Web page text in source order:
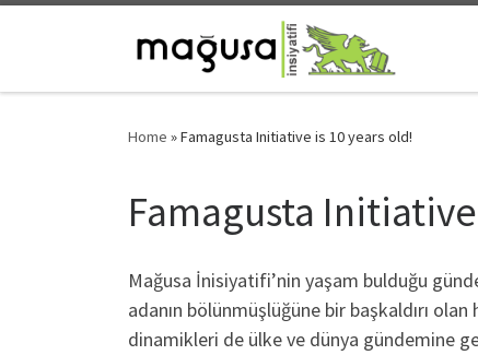
Home »Famagusta Initiative is 10 years old!
Famagusta
Mağusa İnisiyatifi’nin yaşam bulduğu
adanın bölünmüşlüğüne bir başkaldırı
dinamikleri de ülke ve dünya gündemine